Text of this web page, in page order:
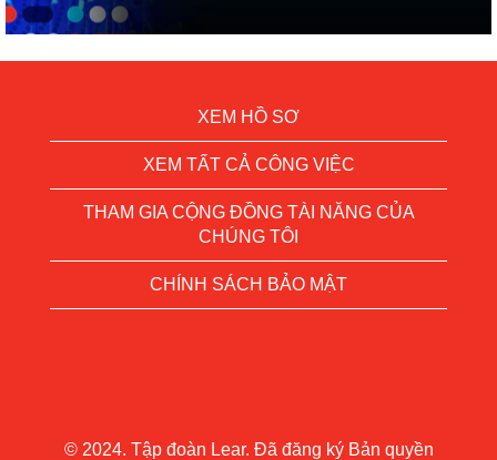
XEM HỒ SƠ
XEM TẤT CẢ CÔNG VIỆC
THAM GIA CỘNG ĐỒNG TÀI NĂNG CỦA
CHÚNG TÔI
CHÍNH SÁCH BẢO MẬT
© 2024. Tập đoàn Lear. Đã đăng ký Bản quyền